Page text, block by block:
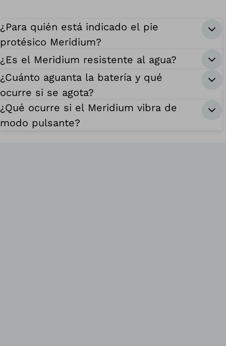
¿Para quién está indicado el pie
protésico Meridium?
¿Es el Meridium resistente al agua?
¿Cuánto aguanta la batería y qué
ocurre si se agota?
¿Qué ocurre si el Meridium vibra de
modo pulsante?